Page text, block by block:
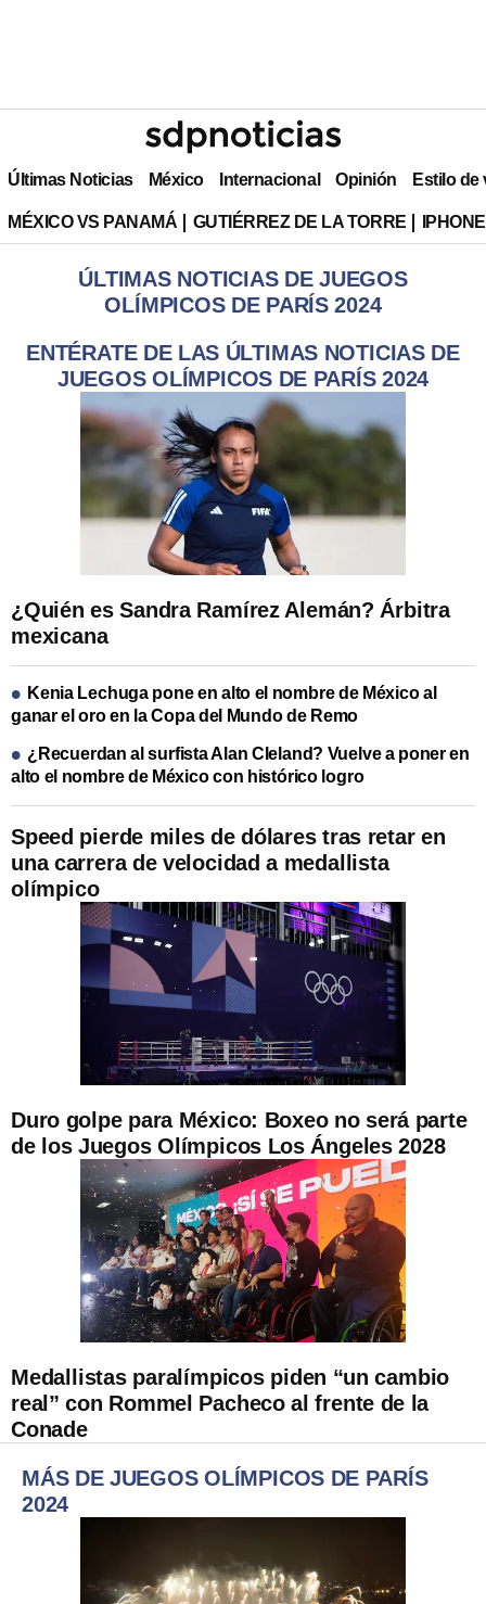
Últimas Noticias México Internacional Opinión Estilo de
MÉXICO VS PANAMÁ GUTIÉRREZ DE LA TORRE
ÚLTIMAS NOTICIAS DE JUEGOS
OLÍMPICOS DE PARÍS 2024
ENTÉRATE DE LAS ÚLTIMAS NOTICIAS DE
JUEGOS OLÍMPICOS DE PARÍS 2024
Speed pierde miles de dólares tras retar en
una carrera de velocidad a medallista
olímpico
Duro golpe para México: Boxeo no será parte
de los Juegos Olímpicos Los Ángeles 2028
¿Quién es Sandra Ramírez Alemán? Árbitra
mexicana
Kenia Lechuga pone en alto el nombre de México al
ganar el oro en la Copa del Mundo de Remo
¿Recuerdan al surfista Alan Cleland? Vuelve a poner en
alto el nombre de México con histórico logro
Medallistas paralímpicos piden “un cambio
real” con Rommel Pacheco al frente de la
Conade
MÁS DE JUEGOS OLÍMPICOS DE PARÍS
2024